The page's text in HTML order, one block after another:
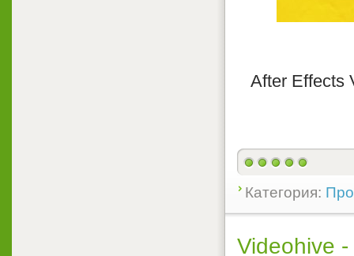
After Effects
Категория:
Videohive